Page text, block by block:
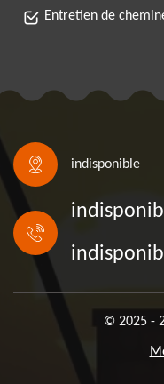
Entretien de
indisponible
© 2025 -